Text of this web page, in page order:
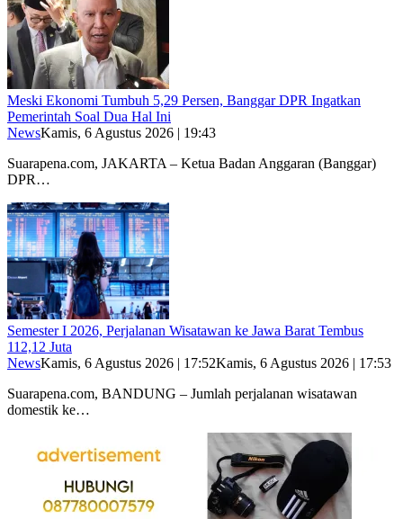
Meski Ekonomi Tumbuh 5,29 Persen, Banggar DPR Ingatkan
Pemerintah Soal Dua Hal Ini
NewsKamis, 6 Agustus 2026 | 19:43
Suarapena.com, JAKARTA – Ketua Badan Anggaran (Banggar)
DPR…
Semester I 2026, Perjalanan Wisatawan ke Jawa Barat Tembus
112,12 Juta
NewsKamis, 6 Agustus 2026 | 17:52Kamis, 6 Agustus 2026 | 17:53
Suarapena.com, BANDUNG – Jumlah perjalanan wisatawan
domestik ke…